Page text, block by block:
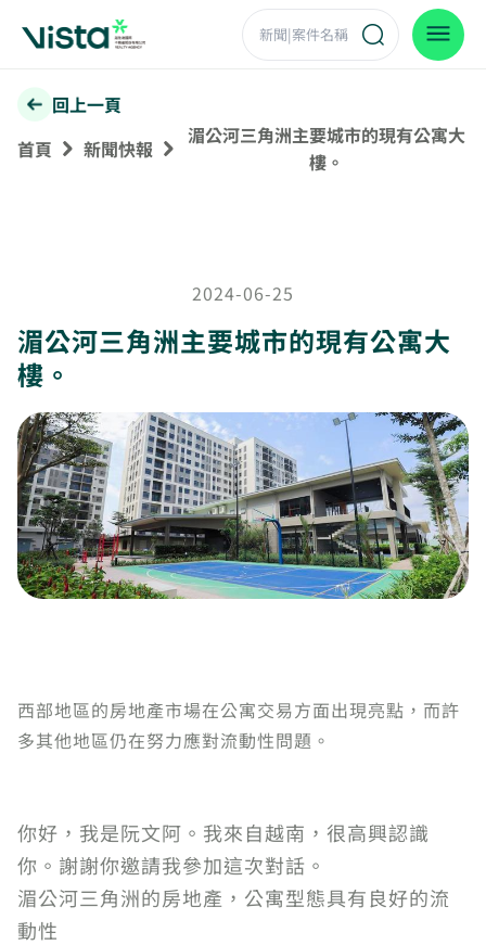
回上一頁
首頁
新聞快報
湄公河三角洲主要城市的現有公寓大
樓。
2024-06-25
湄公河三角洲主要城市的現有公寓大
樓。
西部地區的房地產市場在公寓交易方面出現亮點，而許
多其他地區仍在努力應對流動性問題。
你好，我是阮文阿。我來自越南，很高興認識
你。謝謝你邀請我參加這次對話。
湄公河三角洲的房地產，公寓型態具有良好的流
動性